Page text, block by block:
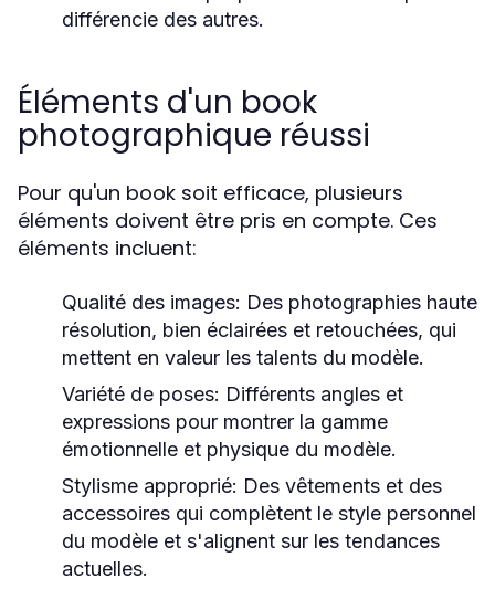
différencie des autres.
Éléments d'un book
photographique réussi
Pour qu'un book soit efficace, plusieurs
éléments doivent être pris en compte. Ces
éléments incluent:
Qualité des images: Des photographies haute
résolution, bien éclairées et retouchées, qui
mettent en valeur les talents du modèle.
Variété de poses: Différents angles et
expressions pour montrer la gamme
émotionnelle et physique du modèle.
Stylisme approprié: Des vêtements et des
accessoires qui complètent le style personnel
du modèle et s'alignent sur les tendances
actuelles.